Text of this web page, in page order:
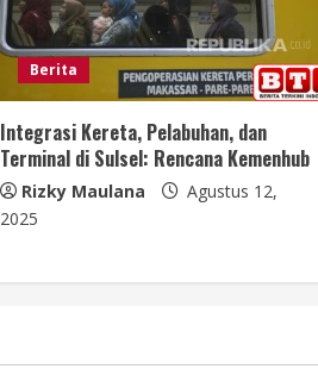
Berita
Integrasi Kereta, Pelabuhan, dan
Terminal di Sulsel: Rencana Kemenhub
Rizky Maulana
Agustus 12,
2025